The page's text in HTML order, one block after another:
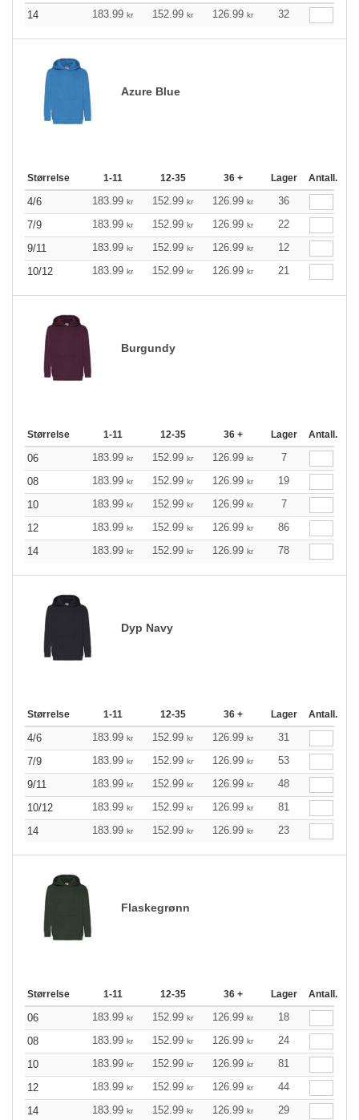
14 183.99 kr 152.99 kr 126.99 kr 32
Azure Blue
Størrelse 1-11 12-35 36 + Lager Antall.
4/6 183.99 kr 152.99 kr 126.99 kr
36
7/9
183.99 kr 152.99 kr 126.99 kr
22
9/11
183.99 kr 152.99 kr 126.99 kr
12
10/12
183.99 kr 152.99 kr 126.99 kr 21
Burgundy
Størrelse 1-11 12-35 36 + Lager Antall.
06 183.99 kr 152.99 kr 126.99 kr
7
08
183.99 kr 152.99 kr 126.99 kr
19
10
183.99 kr 152.99 kr 126.99 kr
7
12
183.99 kr 152.99 kr 126.99 kr
86
14
183.99 kr 152.99 kr 126.99 kr 78
Dyp Navy
Størrelse 1-11 12-35 36 + Lager Antall.
4/6 183.99 kr 152.99 kr 126.99 kr
31
7/9
183.99 kr 152.99 kr 126.99 kr
53
9/11
183.99 kr 152.99 kr 126.99 kr
48
10/12
183.99 kr 152.99 kr 126.99 kr
81
14
183.99 kr 152.99 kr 126.99 kr 23
Flaskegrønn
Størrelse 1-11 12-35 36 + Lager Antall.
06 183.99 kr 152.99 kr 126.99 kr
18
08
183.99 kr 152.99 kr 126.99 kr
24
10
183.99 kr 152.99 kr 126.99 kr
81
12
183.99 kr 152.99 kr 126.99 kr
44
14
183.99 kr 152.99 kr 126.99 kr 29